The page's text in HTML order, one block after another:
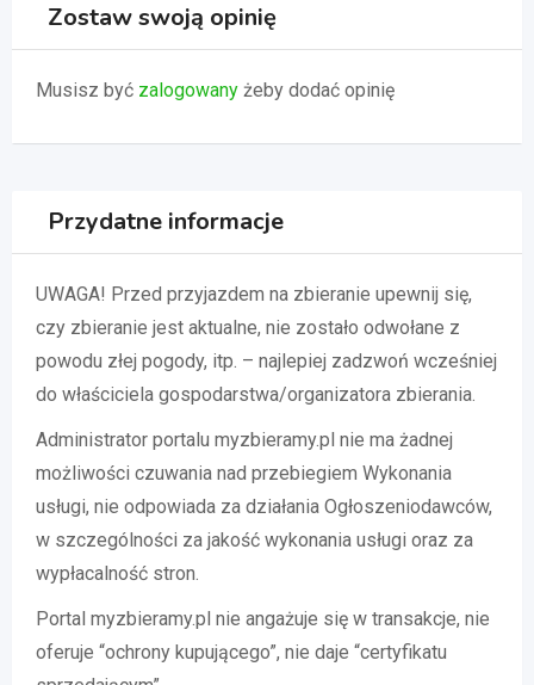
Zostaw swoją opinię
Musisz być zalogowany żeby dodać opinię
Przydatne informacje
UWAGA! Przed przyjazdem na zbieranie upewnij się,
czy zbieranie jest aktualne, nie zostało odwołane z
powodu złej pogody, itp. – najlepiej zadzwoń wcześniej
do właściciela gospodarstwa/organizatora zbierania.
Administrator portalu myzbieramy.pl nie ma żadnej
możliwości czuwania nad przebiegiem Wykonania
usługi, nie odpowiada za działania Ogłoszeniodawców,
w szczególności za jakość wykonania usługi oraz za
wypłacalność stron.
Portal myzbieramy.pl nie angażuje się w transakcje, nie
oferuje “ochrony kupującego”, nie daje “certyfikatu